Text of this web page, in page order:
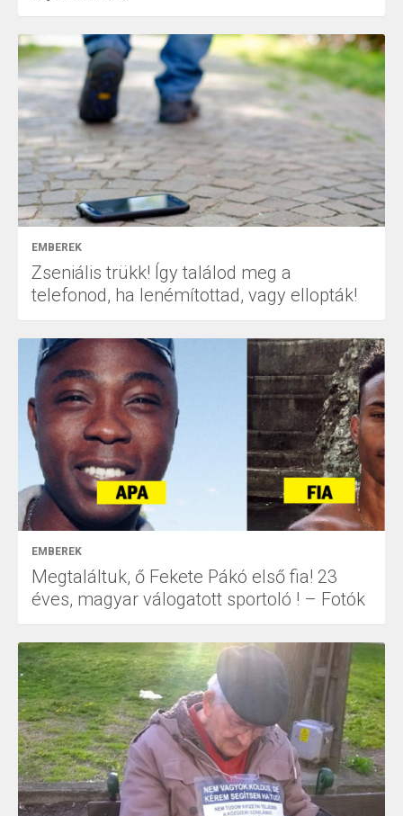
EMBEREK
Zseniális trükk! Így találod meg a
telefonod, ha lenémítottad, vagy ellopták!
EMBEREK
Megtaláltuk, ő Fekete Pákó első fia! 23
éves, magyar válogatott sportoló ! – Fotók